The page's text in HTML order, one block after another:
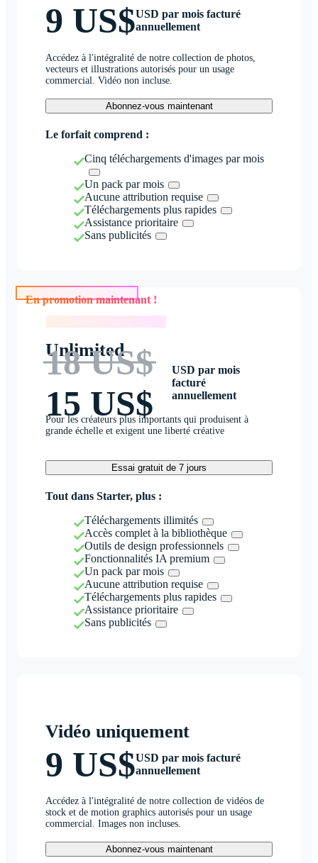
9 US$USD par mois facturé
annuellement
Accédez à l'intégralité de notre collection de photos,
vecteurs et illustrations autorisés pour un usage
commercial. Vidéo non incluse.
Abonnez-vous maintenant
Le forfait comprend :
Cinq téléchargements d'images par mois
Un pack par mois
Aucune attribution requise
Téléchargements plus rapides
Assistance prioritaire
Sans publicités
En promotion maintenant !
Unlimited
18 US$
15 US$
USD par mois
facturé
annuellement
Pour les créateurs plus importants qui produisent à
grande échelle et exigent une liberté créative
Essai gratuit de 7 jours
Tout dans Starter, plus :
Téléchargements illimités
Accès complet à la bibliothèque
Outils de design professionnels
Fonctionnalités IA premium
Un pack par mois
Aucune attribution requise
Téléchargements plus rapides
Assistance prioritaire
Sans publicités
Vidéo uniquement
9 US$USD par mois facturé
annuellement
Accédez à l'intégralité de notre collection de vidéos de
stock et de motion graphics autorisés pour un usage
commercial. Images non incluses.
Abonnez-vous maintenant